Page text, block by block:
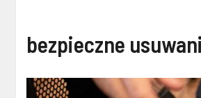
bezpieczne